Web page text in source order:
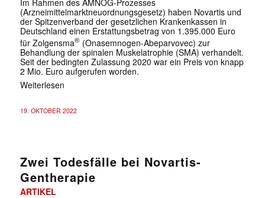
(Arzneimittelmarktneuordnungsgesetz) haben Novartis und
der Spitzenverband der gesetzlichen Krankenkassen in
Deutschland einen Erstattungsbetrag von 1.395.000 Euro
für Zolgensma®(Onasemnogen-Abeparvovec) zur
Behandlung der spinalen Muskelatrophie (SMA) verhandelt.
Seit der bedingten Zulassung 2020 war ein Preis von knapp
2 Mio. Euro aufgerufen worden.
Weiterlesen
19. OKTOBER 2022
Zwei Todesfälle bei Novartis-
Gentherapie
ARTIKEL